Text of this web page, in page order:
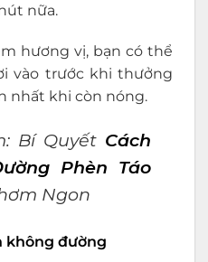
nữa.
hương vị, bạn có thể
vào trước khi thưởng
nhất khi còn nóng.
Bí Quyết Cách
Phèn Táo
Ngon
không đường